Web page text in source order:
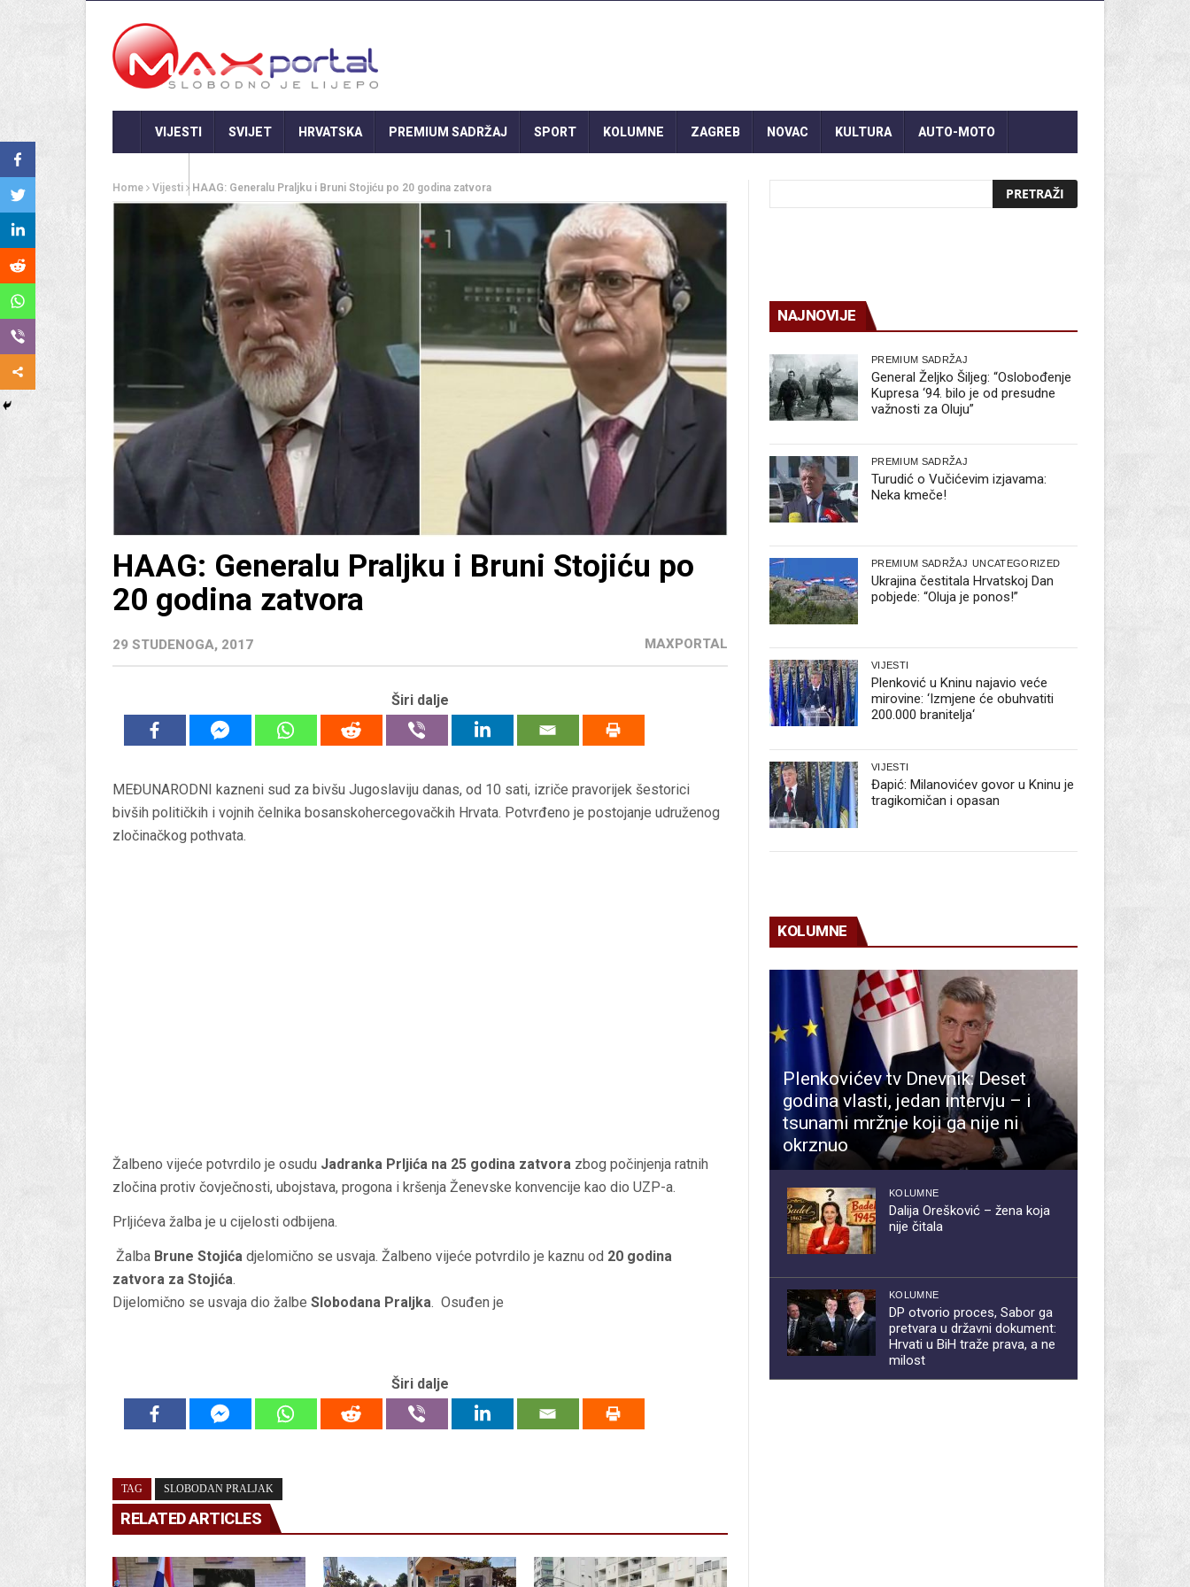
VIJESTI SVIJET HRVATSKA PREMIUM SADRŽAJ SPORT KOLUMNE ZAGREB NOVAC KULTURA AUTO-MOTO
Home Vijesti HAAG: Generalu Praljku i Bruni Stojiću po 20 godina zatvora
HAAG: Generalu Praljku i Bruni Stojiću po
20 godina zatvora
29 STUDENOGA, 2017 MAXPORTAL
Širi dalje
MEĐUNARODNI kazneni sud za bivšu Jugoslaviju danas, od 10 sati, izriče pravorijek šestorici
bivših političkih i vojnih čelnika bosanskohercegovačkih Hrvata. Potvrđeno je postojanje udruženog
zločinačkog pothvata.
Žalbeno vijeće potvrdilo je osudu Jadranka Prljića na 25 godina zatvora zbog počinjenja ratnih
zločina protiv čovječnosti, ubojstava, progona i kršenja Ženevske konvencije kao dio UZP-a.
Prljićeva žalba je u cijelosti odbijena.
Žalba Brune Stojića djelomično se usvaja. Žalbeno vijeće potvrdilo je kaznu od 20 godina
zatvora za Stojića.
Dijelomično se usvaja dio žalbe Slobodana Praljka. Osuđen je
Širi dalje
TAG SLOBODAN PRALJAK
RELATED ARTICLES
NAJNOVIJE
PREMIUM SADRŽAJ
General Željko Šiljeg: “Oslobođenje
Kupresa ‘94. bilo je od presudne
važnosti za Oluju”
PREMIUM SADRŽAJ
Turudić o Vučićevim izjavama:
Neka kmeče!
PREMIUM SADRŽAJ UNCATEGORIZED
Ukrajina čestitala Hrvatskoj Dan
pobjede: “Oluja je ponos!”
VIJESTI
Plenković u Kninu najavio veće
mirovine: ‘Izmjene će obuhvatiti
200.000 branitelja‘
VIJESTI
Đapić: Milanovićev govor u Kninu je
tragikomičan i opasan
KOLUMNE
Plenkovićev tv Dnevnik: Deset
godina vlasti, jedan intervju – i
tsunami mržnje koji ga nije ni
okrznuo
KOLUMNE
Dalija Orešković – žena koja
nije čitala
KOLUMNE
DP otvorio proces, Sabor ga
pretvara u državni dokument:
Hrvati u BiH traže prava, a ne
milost